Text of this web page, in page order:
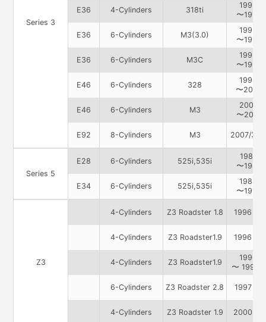
Series 3
E36 4-Cylinders 318ti
1993
〜1998
E36 6-Cylinders M3(3.0)
1993
〜1995
E36 6-Cylinders M3C
1995
〜1998
E46 6-Cylinders 328
1998
〜2000
E46 6-Cylinders M3
2001
〜2007
E92 8-Cylinders M3 2007/3 〜
Series 5
E28 6-Cylinders 525i,535i
1981
〜1988
E34 6-Cylinders 525i,535i
1988
〜1995
Z3
4-Cylinders Z3 Roadster 1.8 1996 〜
4-Cylinders Z3 Roadster1.9 1996 〜
4-Cylinders Z3 Roadster1.9
1996
〜 1998/
6-Cylinders Z3 Roadster 2.8 1997 〜
4-Cylinders Z3 Roadster 1.9 2000 〜